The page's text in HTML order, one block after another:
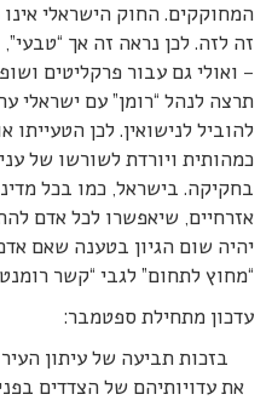
המחוקקים. החוק הישראלי
זה לזה. לכן נראה זה אך “טבעי”,
– ואולי גם עבור פרקליטים
תרצה לנהל “רומן” עם ישראלי
להוביל לנישואין. לכן
כמהותית ויורדת לשורשו של
בחקיקה. בישראל, כמו בכל
אזרחיים, שיאפשרו לכל אדם
יהיה שום הגיון בטענה שאם
“מחוץ לתחום” לגבי “קשר
עדכון מתחילת ספטמבר:
בזכות תביעה של עיתון
את עדויותיהם של הצדדים